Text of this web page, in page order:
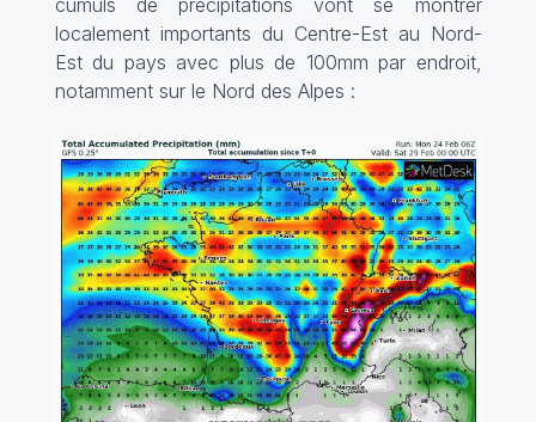
cumuls de précipitations vont se montrer
localement importants du Centre-Est au Nord-
Est du pays avec plus de 100mm par endroit,
notamment sur le Nord des Alpes :